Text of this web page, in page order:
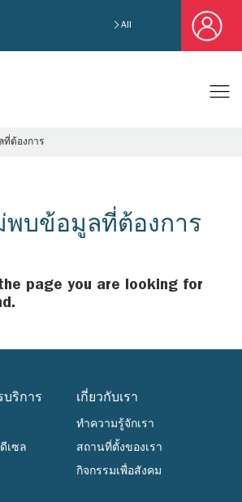
All
ที่ต้องการ
พบข้อมูลที่ต้องการ
page you are looking for
ริการ
เซล
เกี่ยวกับเรา
ทำความรู้จักเรา
สถานที่ตั้งของเรา
กิจกรรมเพื่อสังคม